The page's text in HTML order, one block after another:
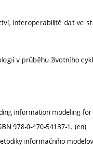
interoperabilitě dat ve
v průběhu životního
information modeling
978-0-470-54137-1. (en)
informačního